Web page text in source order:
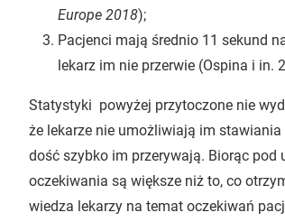
Europe 2018);
Pacjenci mają średnio 11 sekund
lekarz im nie przerwie (Ospina i in.
Statystyki powyżej przytoczone nie
że lekarze nie umożliwiają im
dość szybko im przerywają. Biorąc pod
oczekiwania są większe niż to, co
wiedza lekarzy na temat oczekiwań